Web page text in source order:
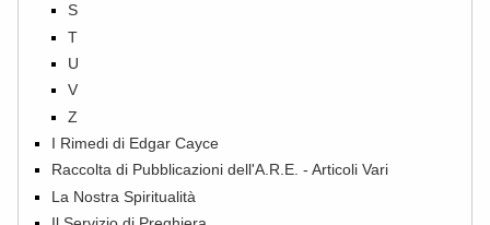
S
T
U
V
Z
I Rimedi di Edgar Cayce
Raccolta di Pubblicazioni dell'A.R.E. - Articoli Vari
La Nostra Spiritualità